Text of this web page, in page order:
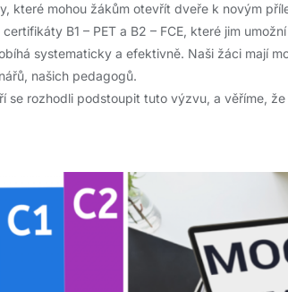
které mohou žákům otevřít dveře k novým
B1 – PET a B2 – FCE, které jim
systematicky a efektivně. Naši žáci mají
našich pedagogů.
se rozhodli podstoupit tuto výzvu, a věříme,